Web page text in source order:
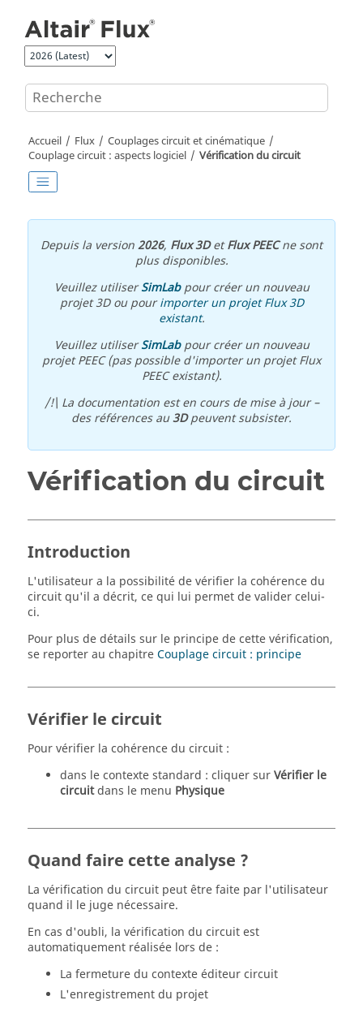
Accueil Flux
Couplages circuit et cinématique
Couplage circuit : aspects logiciel
Vérification du circuit
Depuis la version2026, Flux 3DetFlux PEECne sont
plus disponibles.
Veuillez utiliserSimLabpour créer un nouveau
projet 3D ou pourimporter un projet Flux 3D
existant.
Veuillez utiliserSimLabpour créer un nouveau
projet PEEC (pas possible d'importer un projet Flux
PEEC existant).
/!\ La documentation est en cours de mise à jour –
des références au3Dpeuvent subsister.
Vérification du circuit
Introduction
L'utilisateur a la possibilité de vérifier la cohérence du
circuit qu'il a décrit, ce qui lui permet de valider celui-
ci.
Pour plus de détails sur le principe de cette vérification,
se reporter au chapitreCouplage circuit : principe
Vérifier le circuit
Pour vérifier la cohérence du circuit :
dans le contexte standard : cliquer surVérifier le
circuitdans le menu Physique
Quand faire cette analyse ?
La vérification du circuit peut être faite par l'utilisateur
quand il le juge nécessaire.
En cas d'oubli, la vérification du circuit est
automatiquement réalisée lors de :
La fermeture du contexte éditeur circuit
L'enregistrement du projet